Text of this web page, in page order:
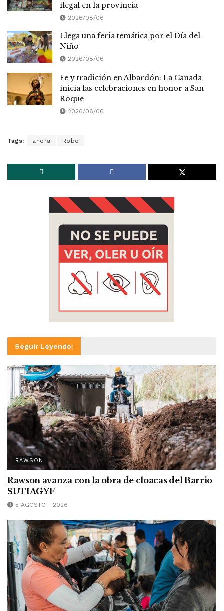
ilegal en la provincia
2026/08/06
Llega una feria temática por el Día del
Niño
2026/08/06
Fe y tradición en Albardón: La Cañada
inicia las celebraciones en honor a San
Roque
2026/08/06
Tags: ahora Robo
Seguir Leyendo:
RAWSON
Rawson avanza con la obra de cloacas del Barrio
SUTIAGYF
5 AGOSTO - 2026